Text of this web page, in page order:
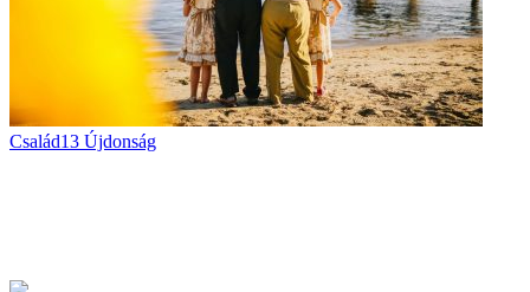
Család13 Újdonság